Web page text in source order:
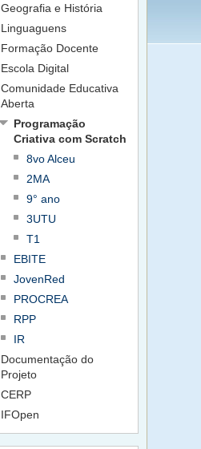
Geografia e História
Linguaguens
Formação Docente
Escola Digital
Comunidade Educativa
Aberta
Programação
Criativa com Scratch
8vo Alceu
2MA
9° ano
3UTU
T1
EBITE
JovenRed
PROCREA
RPP
IR
Documentação do
Projeto
CERP
IFOpen